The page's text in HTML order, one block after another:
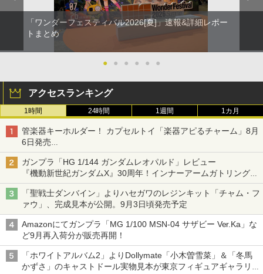
「ワンダーフェスティバル2026[夏]」速報&詳細レポー
トまとめ
● ● ● ● ● ●
アクセスランキング
1時間 24時間 1週間 1カ月
管楽器キーホルダー！ カプセルトイ「楽器アピるチャーム」8月
6日発売
チューバ、テナサクなど5種各3色
ガンプラ「HG 1/144 ガンダムレオパルド」レビュー
『機動新世紀ガンダムX』30周年！インナーアームガトリングの
変形機構まで再現し最新フォーマットでキット化！
「聖戦士ダンバイン」よりハセガワのレジンキット「チャム・フ
ァウ」、完成見本が公開。9月3日頃発売予定
Amazonにてガンプラ「MG 1/100 MSN-04 サザビー Ver.Ka」な
ど9月再入荷分が販売再開！
「ホワイトアルバム2」よりDollymate「小木曽雪菜」＆「冬馬
かずさ」のキャストドール実物見本が東京フィギュアギャラリー